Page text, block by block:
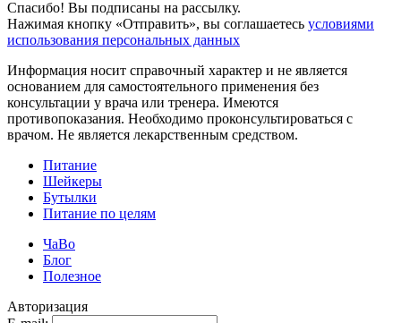
Спасибо! Вы подписаны на рассылку.
Нажимая кнопку «Отправить», вы соглашаетесь условиями
использования персональных данных
Информация носит справочный характер и не является
основанием для самостоятельного применения без
консультации у врача или тренера. Имеются
противопоказания. Необходимо проконсультироваться с
врачом. Не является лекарственным средством.
Питание
Шейкеры
Бутылки
Питание по целям
ЧаВо
Блог
Полезное
Авторизация